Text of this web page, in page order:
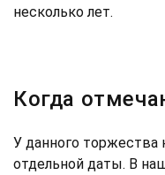
несколько лет.
Когда
У данного торжества
отдельной даты. В